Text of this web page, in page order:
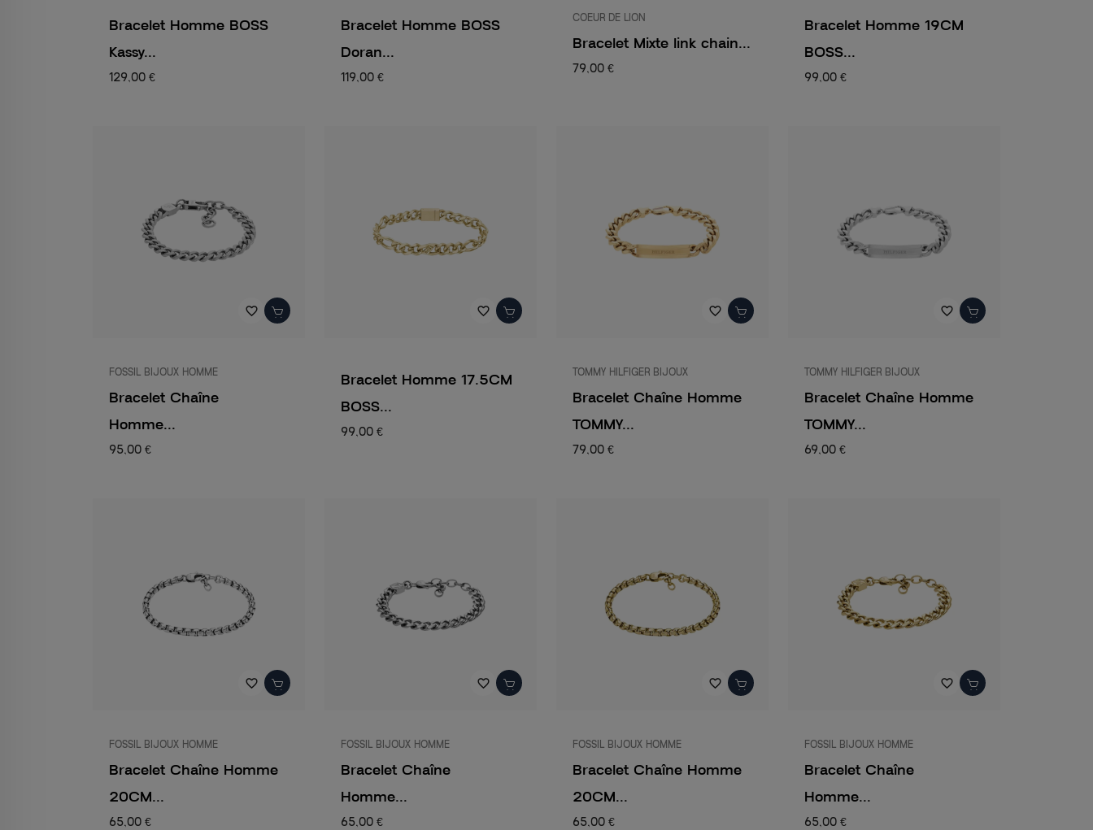
Bracelet Homme BOSS
Kassy...
129,00 €
Bracelet Homme BOSS
Doran...
119,00 €
COEUR DE LION
Bracelet Mixte link chain...
79,00 €
Bracelet Homme 19CM
BOSS...
99,00 €
favorite_border
FOSSIL BIJOUX HOMME
Bracelet Chaîne
Homme...
95,00 €
favorite_border
Bracelet Homme 17.5CM
BOSS...
99,00 €
favorite_border
TOMMY HILFIGER BIJOUX
Bracelet Chaîne Homme
TOMMY...
79,00 €
favorite_border
TOMMY HILFIGER BIJOUX
Bracelet Chaîne Homme
TOMMY...
69,00 €
favorite_border
FOSSIL BIJOUX HOMME
Bracelet Chaîne Homme
20CM...
65,00 €
favorite_border
FOSSIL BIJOUX HOMME
Bracelet Chaîne
Homme...
65,00 €
favorite_border
FOSSIL BIJOUX HOMME
Bracelet Chaîne Homme
20CM...
65,00 €
favorite_border
FOSSIL BIJOUX HOMME
Bracelet Chaîne
Homme...
65,00 €